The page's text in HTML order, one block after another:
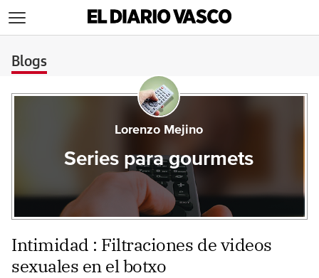
Blogs
Lorenzo Mejino
Series para gourmets
Intimidad : Filtraciones de videos
sexuales en el botxo